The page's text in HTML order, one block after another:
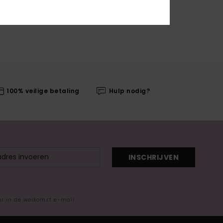
100% veilige betaling Hulp nodig?
INSCHRIJVEN
in de welkomst e-mail